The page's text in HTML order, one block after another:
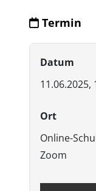
Termin
Datum
11.06.2025,
Ort
Online-
Zoom